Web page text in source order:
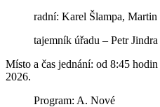
radní: Karel Šlampa,
tajemník úřadu – Petr Jindra
Místo a čas jednání: od 8:45
2026.
Program: A. Nové